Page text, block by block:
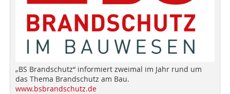
„BS Brandschutz“ informiert zweimal im Jahr rund um
das Thema Brandschutz am Bau.
www.bsbrandschutz.de